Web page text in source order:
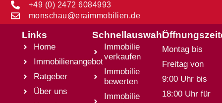
+49 (0) 2472 6084993
monschau@eraimmobilien.de
Links
Home
Immobilienangebot
Ratgeber
Über uns
Schnellauswahl
Immobilie
verkaufen
Immobilie
bewerten
Immobilie
Montag bis
Freitag von
9:00 Uhr bis
18:00 Uhr für